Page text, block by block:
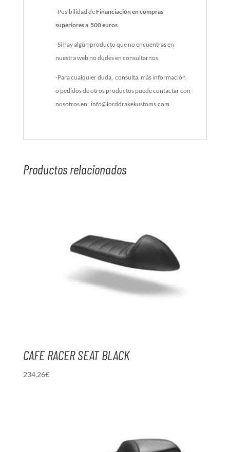
-Posibilidad de Financiación en compras
superiores a 500 euros.
-Si hay algún producto que no encuentras en
nuestra web no dudes en consultarnos.
-Para cualquier duda, consulta, más información
o pedidos de otros productos puede contactar con
nosotros en: info@lorddrakekustoms.com
Productos relacionados
CAFE RACER SEAT BLACK
234,26€